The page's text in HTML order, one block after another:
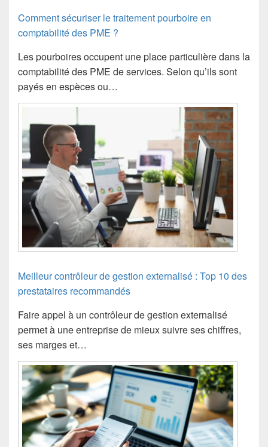
Comment sécuriser le traitement pourboire en
comptabilité des PME ?
Les pourboires occupent une place particulière dans la
comptabilité des PME de services. Selon qu’ils sont
payés en espèces ou…
Meilleur contrôleur de gestion externalisé : Top 10 des
prestataires recommandés
Faire appel à un contrôleur de gestion externalisé
permet à une entreprise de mieux suivre ses chiffres,
ses marges et…